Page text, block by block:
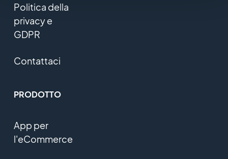
Politica della
privacy e
GDPR
Contattaci
PRODOTTO
App per
l'eCommerce